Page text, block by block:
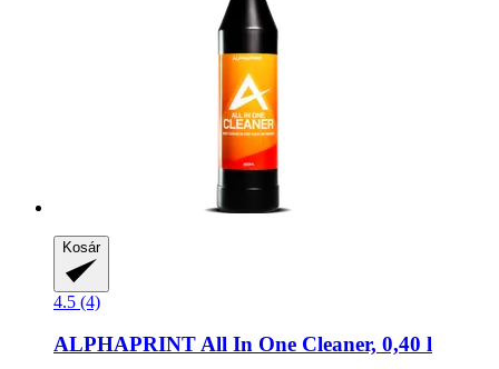
Kosár
4.5 (4)
ALPHAPRINTAll In One Cleaner, 0,40 l